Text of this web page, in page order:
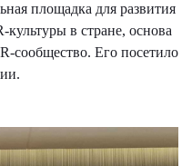
площадка для развития
в стране, основа
сообщество. Его посетило